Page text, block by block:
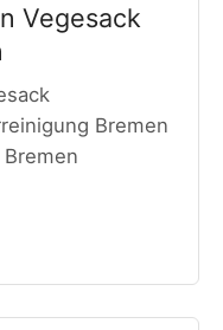
Vegesack
Bremen